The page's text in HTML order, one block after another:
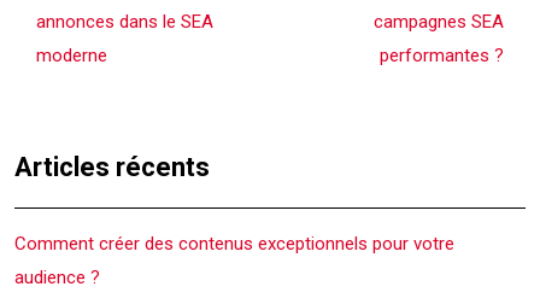
annonces dans le SEA
moderne
campagnes SEA
performantes ?
Articles récents
Comment créer des contenus exceptionnels pour votre
audience ?